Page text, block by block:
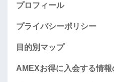
プロフィール
プライバシーポリシー
目的別マップ
AMEXお得に入会する情報